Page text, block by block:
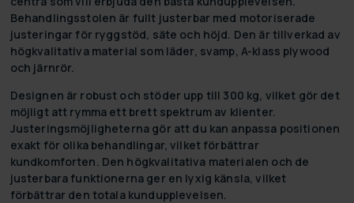
Behandlingsstolen är fullt justerbar med motoriserade
justeringar för ryggstöd, säte och höjd. Den är tillverkad av
högkvalitativa material som läder, svamp, A-klass plywood
och järnrör.
Designen är robust och stöder upp till 300 kg, vilket gör det
möjligt att rymma ett brett spektrum av klienter.
Justeringsmöjligheterna gör att du kan anpassa positionen
exakt för olika behandlingar, vilket förbättrar
kundkomforten. Den högkvalitativa materialen och de
justerbara funktionerna ger en lyxig känsla, vilket
förbättrar den totala kundupplevelsen.